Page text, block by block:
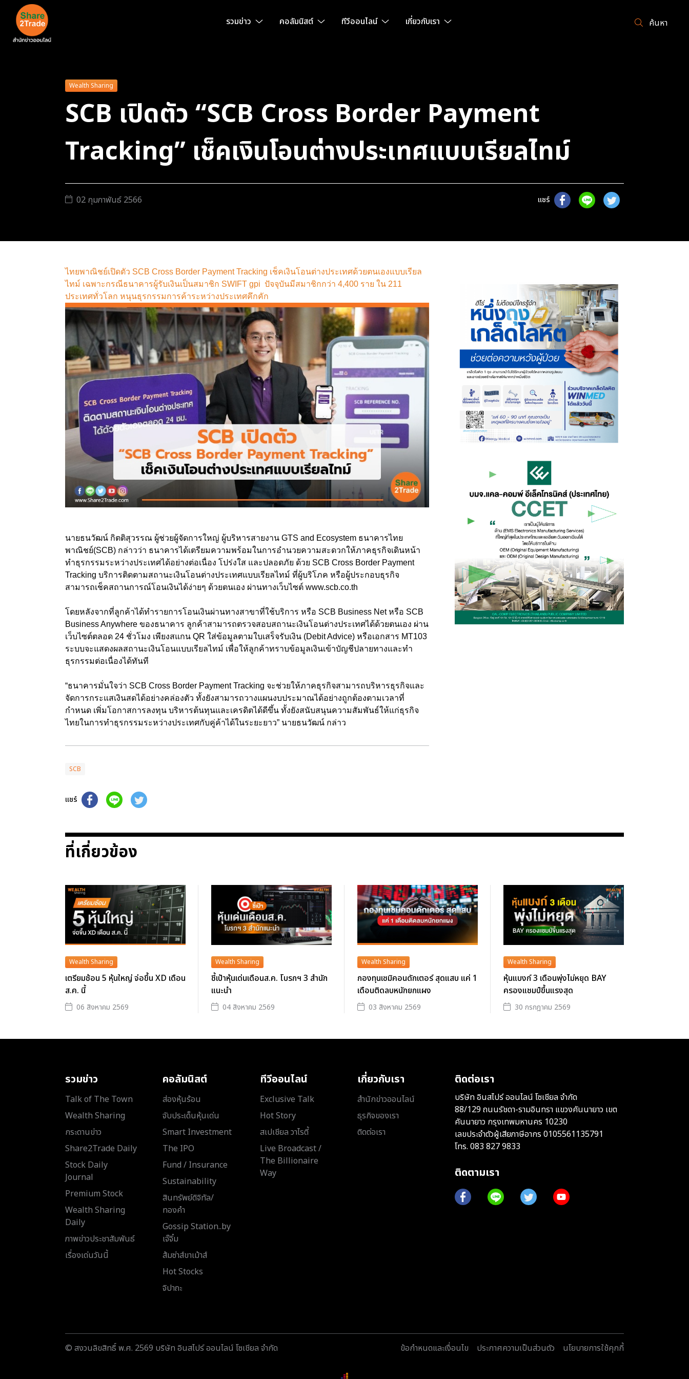
รวมข่าว คอลัมนิสต์ ทีวีออนไลน์ เกี่ยวกับเรา ค้นหา
Wealth Sharing
SCB เปิดตัว “SCB Cross Border Payment
Tracking” เช็คเงินโอนต่างประเทศแบบเรียลไทม์
02 กุมภาพันธ์ 2566 แชร์
ไทยพาณิชย์เปิดตัว SCB Cross Border Payment Tracking เช็คเงินโอนต่างประเทศด้วยตนเองแบบเรียล
ไทม์ เฉพาะกรณีธนาคารผู้รับเงินเป็นสมาชิก SWIFT gpi ปัจจุบันมีสมาชิกกว่า 4,400 ราย ใน 211
ประเทศทั่วโลก หนุนธุรกรรมการค้าระหว่างประเทศคึกคัก
นายธนวัฒน์ กิตติสุวรรณ ผู้ช่วยผู้จัดการใหญ่ ผู้บริหารสายงาน GTS and Ecosystem ธนาคารไทย
พาณิชย์(SCB) กล่าวว่า ธนาคารได้เตรียมความพร้อมในการอำนวยความสะดวกให้ภาคธุรกิจเดินหน้า
ทำธุรกรรมระหว่างประเทศได้อย่างต่อเนื่อง โปร่งใส และปลอดภัย ด้วย SCB Cross Border Payment
Tracking บริการติดตามสถานะเงินโอนต่างประเทศแบบเรียลไทม์ ที่ผู้บริโภค หรือผู้ประกอบธุรกิจ
สามารถเช็คสถานการณ์โอนเงินได้ง่ายๆ ด้วยตนเอง ผ่านทางเว็บไซต์ www.scb.co.th
โดยหลังจากที่ลูกค้าได้ทำรายการโอนเงินผ่านทางสาขาที่ใช้บริการ หรือ SCB Business Net หรือ SCB
Business Anywhere ของธนาคาร ลูกค้าสามารถตรวจสอบสถานะเงินโอนต่างประเทศได้ด้วยตนเอง ผ่าน
เว็บไซต์ตลอด 24 ชั่วโมง เพียงสแกน QR ใส่ข้อมูลตามใบเสร็จรับเงิน (Debit Advice) หรือเอกสาร MT103
ระบบจะแสดงผลสถานะเงินโอนแบบเรียลไทม์ เพื่อให้ลูกค้าทราบข้อมูลเงินเข้าบัญชีปลายทางและทำ
ธุรกรรมต่อเนื่องได้ทันที
“ธนาคารมั่นใจว่า SCB Cross Border Payment Tracking จะช่วยให้ภาคธุรกิจสามารถบริหารธุรกิจและ
จัดการกระแสเงินสดได้อย่างคล่องตัว ทั้งยังสามารถวางแผนงบประมาณได้อย่างถูกต้องตามเวลาที่
กำหนด เพิ่มโอกาสการลงทุน บริหารต้นทุนและเครดิตได้ดีขึ้น ทั้งยังสนับสนุนความสัมพันธ์ให้แก่ธุรกิจ
ไทยในการทำธุรกรรมระหว่างประเทศกับคู่ค้าได้ในระยะยาว” นายธนวัฒน์ กล่าว
SCB
แชร์
ที่เกี่ยวข้อง
Wealth Sharing
เตรียมช้อน 5 หุ้นใหญ่ จ่อขึ้น XD เดือน
ส.ค. นี้
06 สิงหาคม 2569
Wealth Sharing
ชี้เป้าหุ้นเด่นเดือนส.ค. โบรกฯ 3 สำนัก
แนะนำ
04 สิงหาคม 2569
Wealth Sharing
กองทุนเซมิคอนดักเตอร์ สุดแสบ แค่ 1
เดือนติดลบหนักยกแผง
03 สิงหาคม 2569
Wealth Sharing
หุ้นแบงก์ 3 เดือนพุ่งไม่หยุด BAY
ครองแชมป์ขึ้นแรงสุด
30 กรกฎาคม 2569
รวมข่าว
Talk of The Town
Wealth Sharing
กระดานข่าว
Share2Trade Daily
Stock Daily
Journal
Premium Stock
Wealth Sharing
Daily
ภาพข่าวประชาสัมพันธ์
เรื่องเด่นวันนี้
คอลัมนิสต์
ส่องหุ้นร้อน
จับประเด็นหุ้นเด่น
Smart Investment
The IPO
Fund / Insurance
Sustainability
สินทรัพย์ดิจิทัล/
ทองคำ
Gossip Station..by
เจ๊จิ๋ม
ส้มซ่าส์ขาเม้าส์
Hot Stocks
จิปาถะ
ทีวีออนไลน์
Exclusive Talk
Hot Story
สเปเชียล วาไรตี้
Live Broadcast /
The Billionaire
Way
เกี่ยวกับเรา
สำนักข่าวออนไลน์
ธุรกิจของเรา
ติดต่อเรา
ติดต่อเรา
บริษัท อินสไปร์ ออนไลน์ โซเชียล จำกัด
88/129 ถนนรัชดา-รามอินทรา แขวงคันนายาว เขต
คันนายาว กรุงเทพมหานคร 10230
เลขประจำตัวผู้เสียภาษีอากร 0105561135791
โทร. 083 827 9833
ติดตามเรา
© สงวนลิขสิทธิ์ พ.ศ. 2569 บริษัท อินสไปร์ ออนไลน์ โซเชียล จำกัด ข้อกำหนดและเงื่อนไข ประกาศความเป็นส่วนตัว นโยบายการใช้คุกกี้